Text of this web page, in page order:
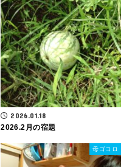
2026.01.18
2026.2月の宿題
母ゴコロ